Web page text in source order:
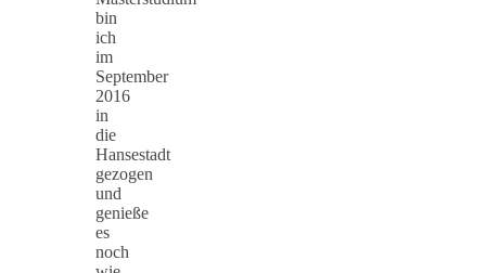
bin
ich
im
September
2016
in
die
Hansestadt
gezogen
und
genieße
es
noch